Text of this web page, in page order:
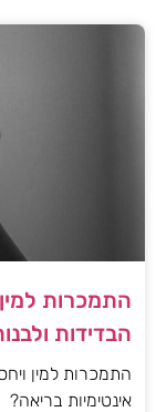
התמכרות
הבדידות
התמכרות למין
אינטימיות בריאה?